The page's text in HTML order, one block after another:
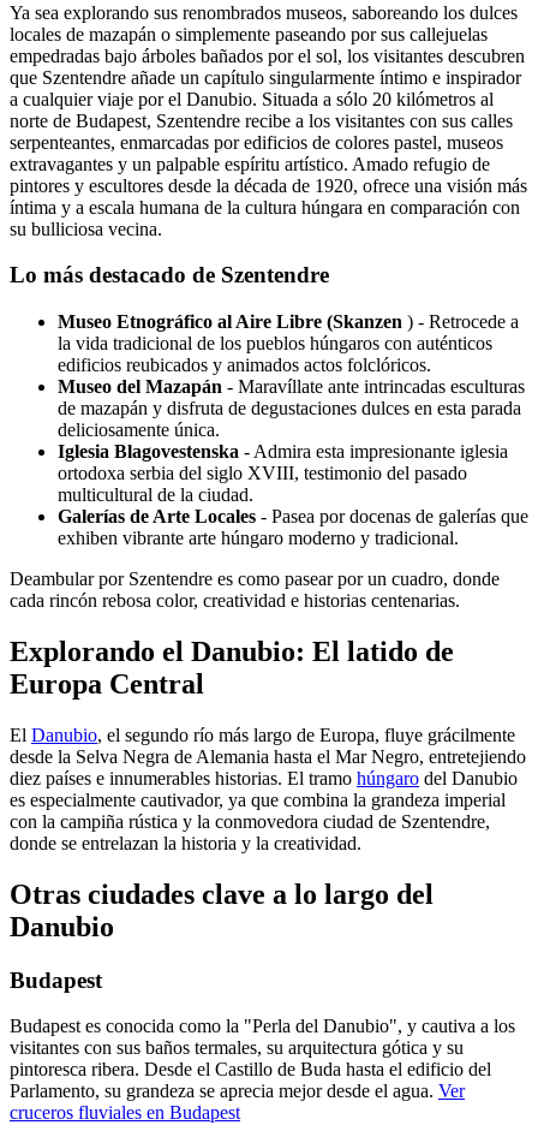
Ya sea explorando sus renombrados museos, saboreando los dulces
locales de mazapán o simplemente paseando por sus callejuelas
empedradas bajo árboles bañados por el sol, los visitantes descubren
que Szentendre añade un capítulo singularmente íntimo e inspirador
a cualquier viaje por el Danubio. Situada a sólo 20 kilómetros al
norte de Budapest, Szentendre recibe a los visitantes con sus calles
serpenteantes, enmarcadas por edificios de colores pastel, museos
extravagantes y un palpable espíritu artístico. Amado refugio de
pintores y escultores desde la década de 1920, ofrece una visión más
íntima y a escala humana de la cultura húngara en comparación con
su bulliciosa vecina.
Lo más destacado de Szentendre
Museo Etnográfico al Aire Libre (Skanzen ) - Retrocede a
la vida tradicional de los pueblos húngaros con auténticos
edificios reubicados y animados actos folclóricos.
Museo del Mazapán - Maravíllate ante intrincadas esculturas
de mazapán y disfruta de degustaciones dulces en esta parada
deliciosamente única.
Iglesia Blagovestenska - Admira esta impresionante iglesia
ortodoxa serbia del siglo XVIII, testimonio del pasado
multicultural de la ciudad.
Galerías de Arte Locales - Pasea por docenas de galerías que
exhiben vibrante arte húngaro moderno y tradicional.
Deambular por Szentendre es como pasear por un cuadro, donde
cada rincón rebosa color, creatividad e historias centenarias.
Explorando el Danubio: El latido de
Europa Central
El Danubio, el segundo río más largo de Europa, fluye grácilmente
desde la Selva Negra de Alemania hasta el Mar Negro, entretejiendo
diez países e innumerables historias. El tramo húngaro del Danubio
es especialmente cautivador, ya que combina la grandeza imperial
con la campiña rústica y la conmovedora ciudad de Szentendre,
donde se entrelazan la historia y la creatividad.
Otras ciudades clave a lo largo del
Danubio
Budapest
Budapest es conocida como la "Perla del Danubio", y cautiva a los
visitantes con sus baños termales, su arquitectura gótica y su
pintoresca ribera. Desde el Castillo de Buda hasta el edificio del
Parlamento, su grandeza se aprecia mejor desde el agua. Ver
cruceros fluviales en Budapest